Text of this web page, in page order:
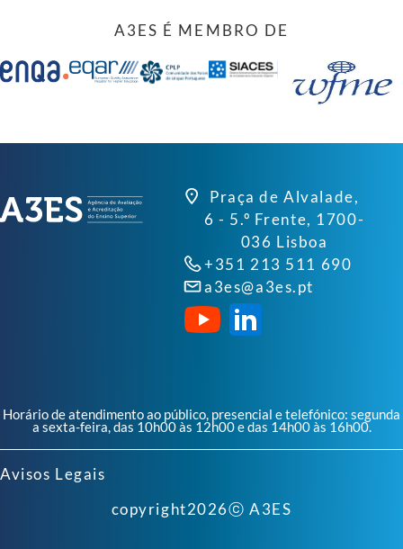
A3ES É MEMBRO DE
Praça de Alvalade,
6 - 5.º Frente, 1700-
036 Lisboa
+351 213 511 690
a3es@a3es.pt
Horário de atendimento ao público, presencial e telefónico: segunda
a sexta-feira, das 10h00 às 12h00 e das 14h00 às 16h00.
Avisos Legais
copyright2026ⓒ A3ES